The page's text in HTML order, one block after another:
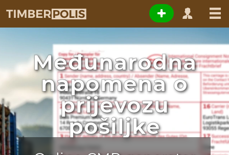
Međunarodna
napomena o
prijevozu
pošiljke